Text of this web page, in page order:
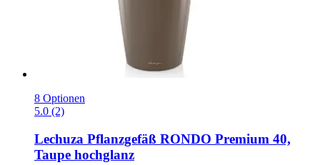
8 Optionen
5.0 (2)
Lechuza Pflanzgefäß RONDO Premium 40,
Taupe hochglanz